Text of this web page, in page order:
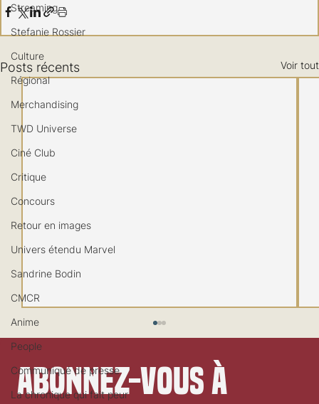
Streaming
Stefanie Rossier
Culture
Régional
Merchandising
TWD Universe
Ciné Club
Critique
Concours
Retour en images
Univers étendu Marvel
Sandrine Bodin
CMCR
Anime
People
Communiqué de presse
La chronique qui fait peur
Posts récents Voir tout
Abonnez-vous à